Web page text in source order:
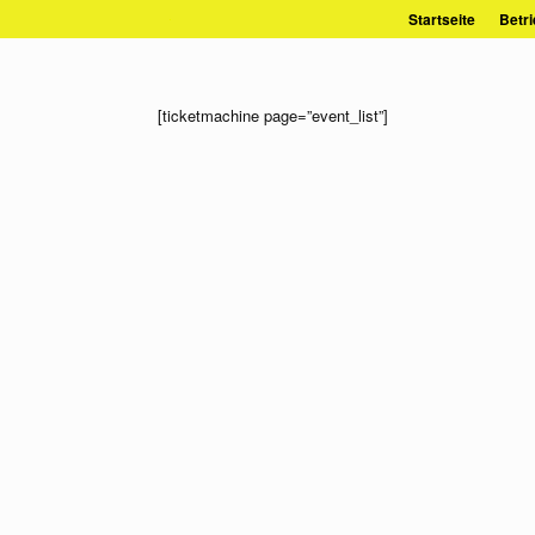
Inhalt
Startseite
[ticketmachine page=”event_list”]